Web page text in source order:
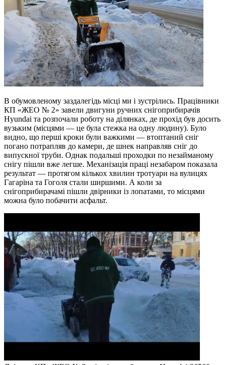
В обумовленому заздалегідь місці ми і зустрілись. Працівники
КП «ЖЕО № 2» завели двигуни ручних снігоприбирачів
Hyundai та розпочали роботу на ділянках, де прохід був досить
вузьким (місцями — це була стежка на одну людину). Було
видно, що перші кроки були важкими — втоптаний сніг
погано потрапляв до камери, де шнек направляв сніг до
випускної труби. Однак подальші проходки по незайманому
снігу пішли вже легше. Механізація праці незабаром показала
результат — протягом кількох хвилин тротуари на вулицях
Гагаріна та Гоголя стали ширшими. А коли за
снігоприбирачамі пішли двірники із лопатами, то місцями
можна було побачити асфальт.